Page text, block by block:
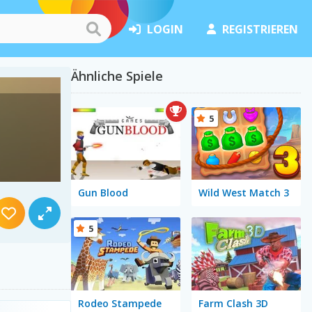
LOGIN REGISTRIEREN
Ähnliche Spiele
Gun Blood Wild West Match 3
5
Rodeo Stampede
5
Farm Clash 3D